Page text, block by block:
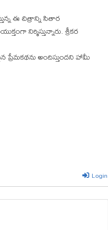
ఈ చిత్రాన్ని సితార
నిర్మిస్తున్నారు. శ్రీకర
అందిస్తుందని హామీ
Login